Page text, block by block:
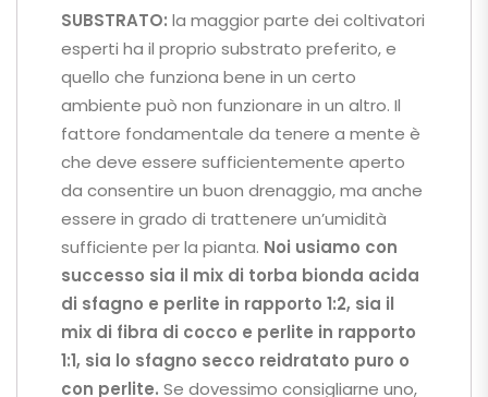
SUBSTRATO: la maggior parte dei coltivatori
esperti ha il proprio substrato preferito, e
quello che funziona bene in un certo
ambiente può non funzionare in un altro. Il
fattore fondamentale da tenere a mente è
che deve essere sufficientemente aperto
da consentire un buon drenaggio, ma anche
essere in grado di trattenere un’umidità
sufficiente per la pianta. Noi usiamo con
successo sia il mix di torba bionda acida
di sfagno e perlite in rapporto 1:2, sia il
mix di fibra di cocco e perlite in rapporto
1:1, sia lo sfagno secco reidratato puro o
con perlite. Se dovessimo consigliarne uno,